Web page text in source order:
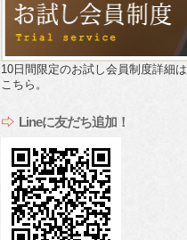
10日間限定のお試し会員制度詳細は
こちら。
Lineに友だち追加！